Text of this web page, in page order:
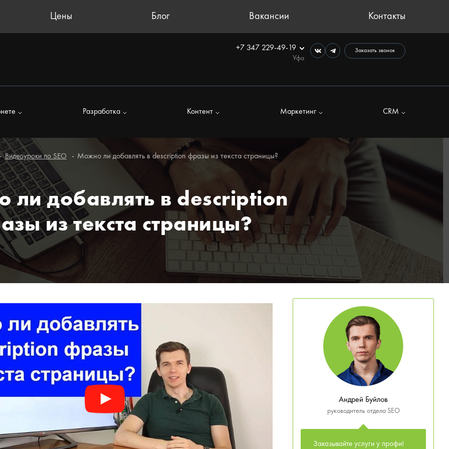
Цены Блог Вакансии Контакты
+7 347 229-49-19
Уфа
Заказать звонок
Разработка Контент Маркетинг CRM
Видеоуроки по SEO Можно ли добавлять в description фразы из текста страницы?
ли добавлять в description
из текста страницы?
Андрей Буйлов
руководитель отдела SEO
Заказывайте услуги у профи!